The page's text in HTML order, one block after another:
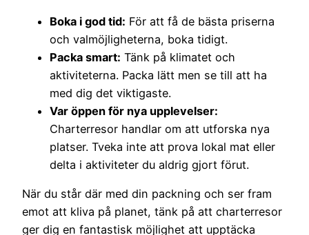
Boka i god tid: För att få de bästa priserna
och valmöjligheterna, boka tidigt.
Packa smart: Tänk på klimatet och
aktiviteterna. Packa lätt men se till att ha
med dig det viktigaste.
Var öppen för nya upplevelser:
Charterresor handlar om att utforska nya
platser. Tveka inte att prova lokal mat eller
delta i aktiviteter du aldrig gjort förut.
När du står där med din packning och ser fram
emot att kliva på planet, tänk på att charterresor
ger dig en fantastisk möjlighet att upptäcka